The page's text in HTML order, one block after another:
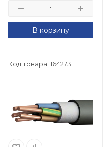
В корзину
Код товара: 164273